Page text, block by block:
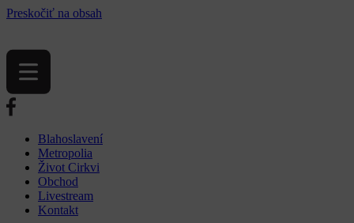
Preskočiť na obsah
Blahoslavení
Metropolia
Život Cirkvi
Obchod
Livestream
Kontakt